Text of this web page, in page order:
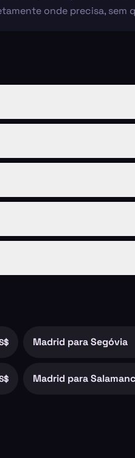
onde precisa, sem
Madrid para Segóvia
Madrid para